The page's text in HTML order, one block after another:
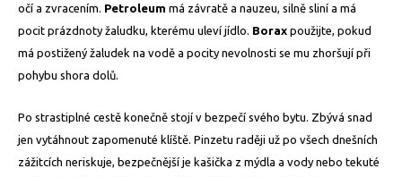
očí a zvracením. Petroleum má závratě a nauzeu, silně sliní a má
pocit prázdnoty žaludku, kterému uleví jídlo. Borax použijte, pokud
má postižený žaludek na vodě a pocity nevolnosti se mu zhoršují při
pohybu shora dolů.
Po strastiplné cestě konečně stojí v bezpečí svého bytu. Zbývá snad
jen vytáhnout zapomenuté klíště. Pinzetu raději už po všech dnešních
zážitcích neriskuje, bezpečnější je kašička z mýdla a vody nebo tekuté